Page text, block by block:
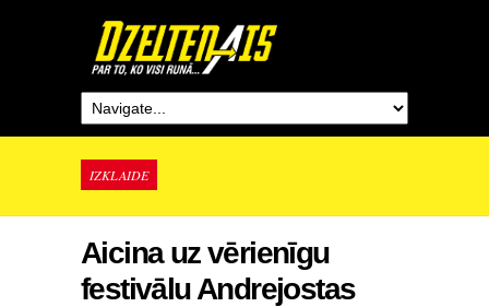
IZKLAIDE
Aicina uz vērienīgu
festivālu Andrejostas